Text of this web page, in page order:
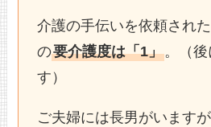
介護の手伝いを依頼され
の要介護度は「1」。（後
す）
ご夫婦には長男がいます